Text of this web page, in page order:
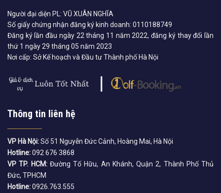
Người đại diện PL: VŨ XUÂN NGHĨA
Số giấy chứng nhận đăng ký kinh doanh: 0110188749
Đăng ký lần đầu ngày 22 tháng 11 năm 2022, đăng ký thay đổi lần
thứ 1 ngày 29 tháng 05 năm 2023
Nơi cấp: Sở Kế hoạch và Đầu tư Thành phố Hà Nội
Thông tin liên hệ
VP Hà Nội:Số 51 Nguyễn Đức Cảnh, Hoàng Mai, Hà Nội
Hotline:092 676 3868
VP TP. HCM:Đường Tố Hữu, An Khánh, Quận 2, Thành Phố Thủ
Đức, TPHCM
Hotline:0926.763.555